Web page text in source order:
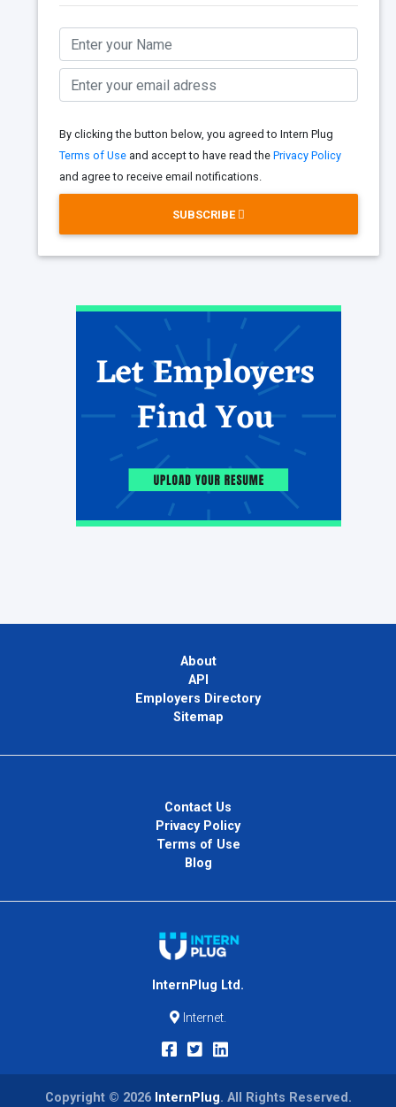
By clicking the button below, you agreed to Intern Plug
Terms of Use and accept to have read the Privacy Policy
and agree to receive email notifications.
SUBSCRIBE
About
API
Employers Directory
Sitemap
Contact Us
Privacy Policy
Terms of Use
Blog
InternPlug Ltd.
Internet.
Copyright © 2026 InternPlug. All Rights Reserved.